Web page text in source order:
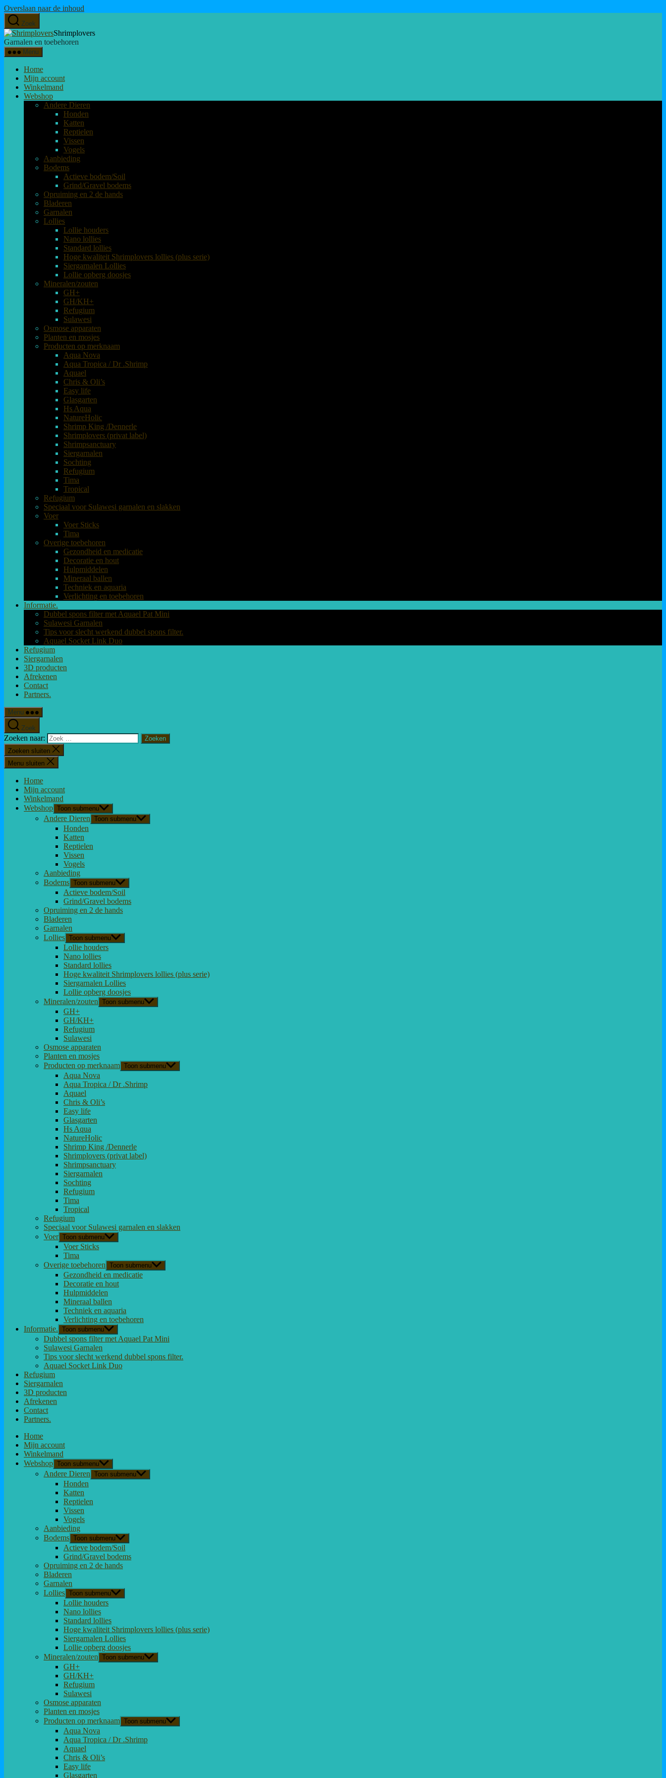
Overslaan naar de inhoud
Zoek
Shrimplovers
Garnalen en toebehoren
Menu
Home
Mijn account
Winkelmand
Webshop
Andere Dieren
Honden
Katten
Reptielen
Vissen
Vogels
Aanbieding
Bodems
Actieve bodem/Soil
Grind/Gravel bodems
Opruiming en 2 de hands
Bladeren
Garnalen
Lollies
Lollie houders
Nano lollies
Standard lollies
Hoge kwaliteit Shrimplovers lollies (plus serie)
Siergarnalen Lollies
Lollie opberg doosjes
Mineralen/zouten
GH+
GH/KH+
Refugium
Sulawesi
Osmose apparaten
Planten en mosjes
Producten op merknaam
Aqua Nova
Aqua Tropica / Dr .Shrimp
Aquael
Chris & Oli’s
Easy life
Glasgarten
Hs Aqua
NatureHolic
Shrimp King /Dennerle
Shrimplovers (privat label)
Shrimpsanctuary
Siergarnalen
Sochting
Refugium
Tima
Tropical
Refugium
Speciaal voor Sulawesi garnalen en slakken
Voer
Voer Sticks
Tima
Overige toebehoren
Gezondheid en medicatie
Decoratie en hout
Hulpmiddelen
Mineraal ballen
Techniek en aquaria
Verlichting en toebehoren
Informatie.
Dubbel spons filter met Aquael Pat Mini
Sulawesi Garnalen
Tips voor slecht werkend dubbel spons filter.
Aquael Socket Link Duo
Refugium
Siergarnalen
3D producten
Afrekenen
Contact
Partners.
Menu
Zoek
Zoeken naar:
Zoeken sluiten
Menu sluiten
Home
Mijn account
Winkelmand
Webshop Toon submenu
Andere Dieren Toon submenu
Honden
Katten
Reptielen
Vissen
Vogels
Aanbieding
Bodems Toon submenu
Actieve bodem/Soil
Grind/Gravel bodems
Opruiming en 2 de hands
Bladeren
Garnalen
Lollies Toon submenu
Lollie houders
Nano lollies
Standard lollies
Hoge kwaliteit Shrimplovers lollies (plus serie)
Siergarnalen Lollies
Lollie opberg doosjes
Mineralen/zouten Toon submenu
GH+
GH/KH+
Refugium
Sulawesi
Osmose apparaten
Planten en mosjes
Producten op merknaam Toon submenu
Aqua Nova
Aqua Tropica / Dr .Shrimp
Aquael
Chris & Oli’s
Easy life
Glasgarten
Hs Aqua
NatureHolic
Shrimp King /Dennerle
Shrimplovers (privat label)
Shrimpsanctuary
Siergarnalen
Sochting
Refugium
Tima
Tropical
Refugium
Speciaal voor Sulawesi garnalen en slakken
Voer Toon submenu
Voer Sticks
Tima
Overige toebehoren Toon submenu
Gezondheid en medicatie
Decoratie en hout
Hulpmiddelen
Mineraal ballen
Techniek en aquaria
Verlichting en toebehoren
Informatie. Toon submenu
Dubbel spons filter met Aquael Pat Mini
Sulawesi Garnalen
Tips voor slecht werkend dubbel spons filter.
Aquael Socket Link Duo
Refugium
Siergarnalen
3D producten
Afrekenen
Contact
Partners.
Home
Mijn account
Winkelmand
Webshop Toon submenu
Andere Dieren Toon submenu
Honden
Katten
Reptielen
Vissen
Vogels
Aanbieding
Bodems Toon submenu
Actieve bodem/Soil
Grind/Gravel bodems
Opruiming en 2 de hands
Bladeren
Garnalen
Lollies Toon submenu
Lollie houders
Nano lollies
Standard lollies
Hoge kwaliteit Shrimplovers lollies (plus serie)
Siergarnalen Lollies
Lollie opberg doosjes
Mineralen/zouten Toon submenu
GH+
GH/KH+
Refugium
Sulawesi
Osmose apparaten
Planten en mosjes
Producten op merknaam Toon submenu
Aqua Nova
Aqua Tropica / Dr .Shrimp
Aquael
Chris & Oli’s
Easy life
Glasgarten